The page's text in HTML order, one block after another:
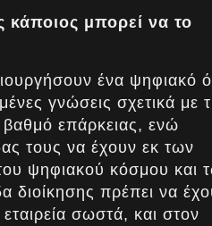
κάποιος μπορεί να το
ένα ψηφιακό
γνώσεις σχετικά με
βαθμό επάρκειας, ενώ
τους να έχουν εκ των
ψηφιακού κόσμου και
διοίκησης πρέπει να
σωστά, και στον